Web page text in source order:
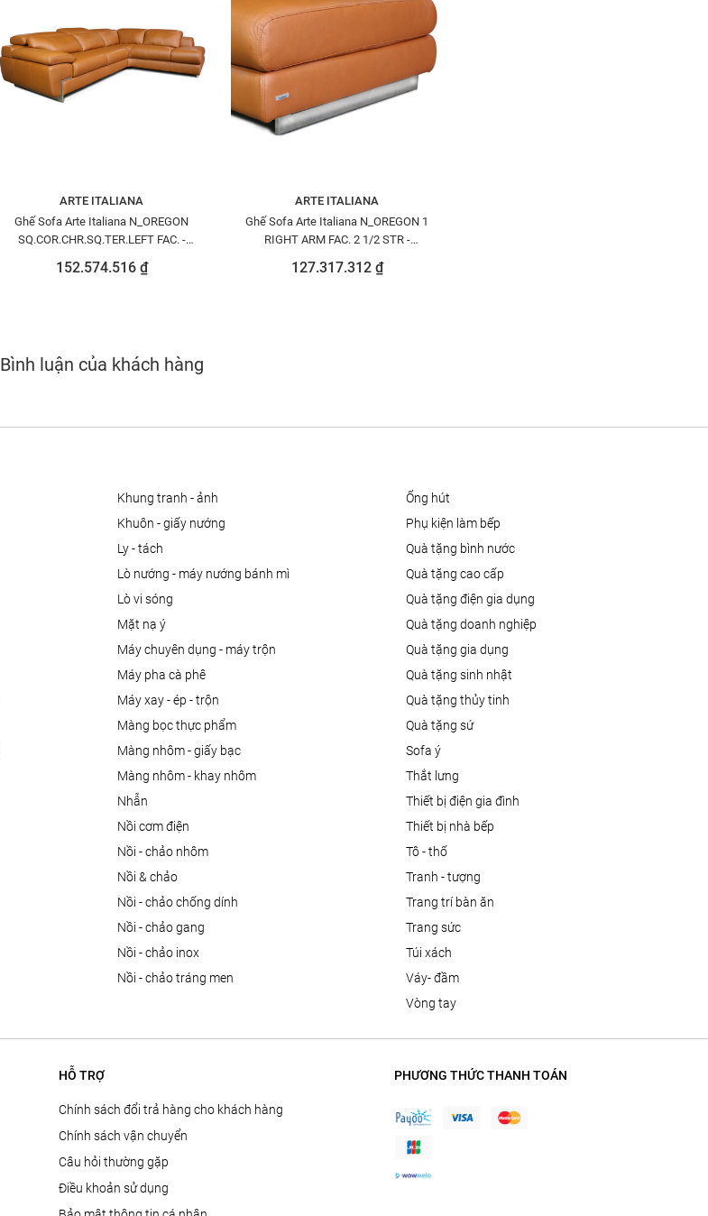
ARTE ITALIANA
Ghế Sofa Arte Italiana N_OREGON
SQ.COR.CHR.SQ.TER.LEFT FAC. -
152.574.516 ₫
ARTE ITALIANA
Ghế Sofa Arte Italiana N_OREGON 1
RIGHT ARM FAC. 2 1/2 STR -
127.317.312 ₫
Bình luận của khách hàng
khung tranh - ảnh
khuôn - giấy nướng
ly - tách
lò nướng - máy nướng bánh mì
lò vi sóng
mặt nạ ý
máy chuyên dụng - máy trộn
máy pha cà phê
máy xay - ép - trộn
màng bọc thực phẩm
màng nhôm - giấy bạc
màng nhôm - khay nhôm
nhẫn
nồi cơm điện
nồi - chảo nhôm
nồi & chảo
nồi - chảo chống dính
nồi - chảo gang
nồi - chảo inox
nồi - chảo tráng men
ống hút
phụ kiện làm bếp
quà tặng bình nước
quà tặng cao cấp
quà tặng điện gia dụng
quà tặng doanh nghiệp
quà tặng gia dụng
quà tặng sinh nhật
quà tặng thủy tinh
quà tặng sứ
sofa ý
thắt lưng
thiết bị điện gia đình
thiết bị nhà bếp
tô - thố
tranh - tượng
trang trí bàn ăn
trang sức
túi xách
váy- đầm
vòng tay
HỖ TRỢ
Chính sách đổi trả hàng cho khách hàng
Chính sách vận chuyển
Câu hỏi thường gặp
Điều khoản sử dụng
PHƯƠNG THỨC THANH TOÁN